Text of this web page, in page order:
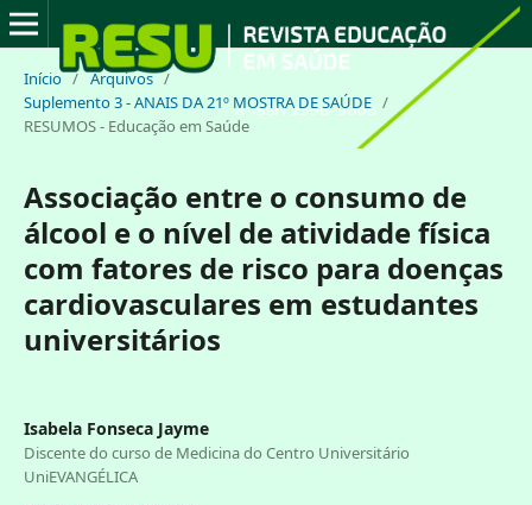
Início / Arquivos /
Suplemento 3 - ANAIS DA 21º MOSTRA DE SAÚDE /
RESUMOS - Educação em Saúde
Associação entre o consumo de
álcool e o nível de atividade física
com fatores de risco para doenças
cardiovasculares em estudantes
universitários
Isabela Fonseca Jayme
Discente do curso de Medicina do Centro Universitário
UniEVANGÉLICA